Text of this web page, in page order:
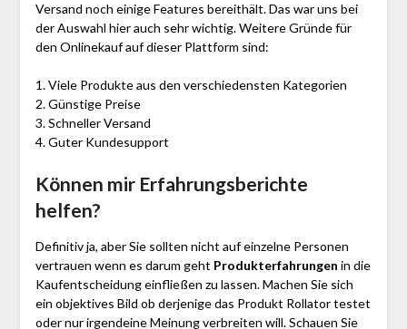
Versand noch einige Features bereithält. Das war uns bei
der Auswahl hier auch sehr wichtig. Weitere Gründe für
den Onlinekauf auf dieser Plattform sind:
1. Viele Produkte aus den verschiedensten Kategorien
2. Günstige Preise
3. Schneller Versand
4. Guter Kundesupport
Können mir Erfahrungsberichte
helfen?
Definitiv ja, aber Sie sollten nicht auf einzelne Personen
vertrauen wenn es darum geht Produkterfahrungen in die
Kaufentscheidung einfließen zu lassen. Machen Sie sich
ein objektives Bild ob derjenige das Produkt Rollator testet
oder nur irgendeine Meinung verbreiten will. Schauen Sie